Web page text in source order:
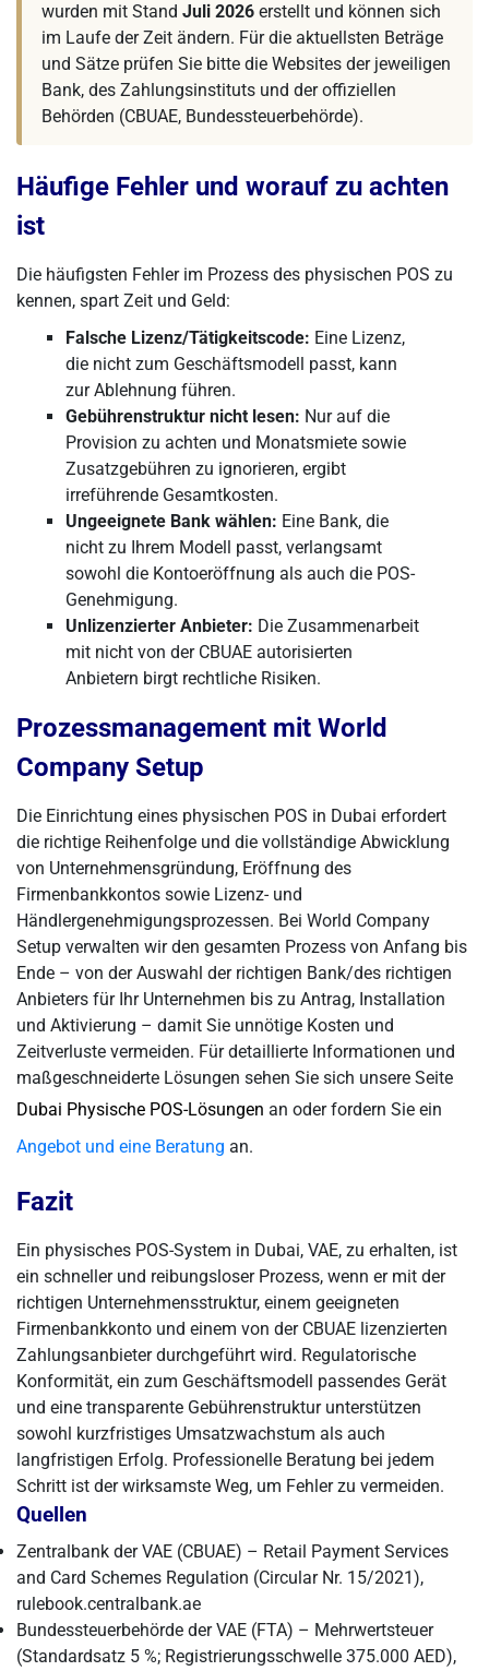
wurden mit Stand Juli 2026 erstellt und können sich
im Laufe der Zeit ändern. Für die aktuellsten Beträge
und Sätze prüfen Sie bitte die Websites der jeweiligen
Bank, des Zahlungsinstituts und der offiziellen
Behörden (CBUAE, Bundessteuerbehörde).
Häufige Fehler und worauf zu achten
ist
Die häufigsten Fehler im Prozess des physischen POS zu
kennen, spart Zeit und Geld:
Falsche Lizenz/Tätigkeitscode: Eine Lizenz,
die nicht zum Geschäftsmodell passt, kann
zur Ablehnung führen.
Gebührenstruktur nicht lesen: Nur auf die
Provision zu achten und Monatsmiete sowie
Zusatzgebühren zu ignorieren, ergibt
irreführende Gesamtkosten.
Ungeeignete Bank wählen: Eine Bank, die
nicht zu Ihrem Modell passt, verlangsamt
sowohl die Kontoeröffnung als auch die POS-
Genehmigung.
Unlizenzierter Anbieter: Die Zusammenarbeit
mit nicht von der CBUAE autorisierten
Anbietern birgt rechtliche Risiken.
Prozessmanagement mit World
Company Setup
Die Einrichtung eines physischen POS in Dubai erfordert
die richtige Reihenfolge und die vollständige Abwicklung
von Unternehmensgründung, Eröffnung des
Firmenbankkontos sowie Lizenz- und
Händlergenehmigungsprozessen. Bei World Company
Setup verwalten wir den gesamten Prozess von Anfang bis
Ende – von der Auswahl der richtigen Bank/des richtigen
Anbieters für Ihr Unternehmen bis zu Antrag, Installation
und Aktivierung – damit Sie unnötige Kosten und
Zeitverluste vermeiden. Für detaillierte Informationen und
maßgeschneiderte Lösungen sehen Sie sich unsere Seite
Dubai Physische POS-Lösungen an oder fordern Sie ein
Angebot und eine Beratung an.
Fazit
Ein physisches POS-System in Dubai, VAE, zu erhalten, ist
ein schneller und reibungsloser Prozess, wenn er mit der
richtigen Unternehmensstruktur, einem geeigneten
Firmenbankkonto und einem von der CBUAE lizenzierten
Zahlungsanbieter durchgeführt wird. Regulatorische
Konformität, ein zum Geschäftsmodell passendes Gerät
und eine transparente Gebührenstruktur unterstützen
sowohl kurzfristiges Umsatzwachstum als auch
langfristigen Erfolg. Professionelle Beratung bei jedem
Schritt ist der wirksamste Weg, um Fehler zu vermeiden.
Quellen
Zentralbank der VAE (CBUAE) – Retail Payment Services
and Card Schemes Regulation (Circular Nr. 15/2021),
rulebook.centralbank.ae
Bundessteuerbehörde der VAE (FTA) – Mehrwertsteuer
(Standardsatz 5 %; Registrierungsschwelle 375.000 AED),